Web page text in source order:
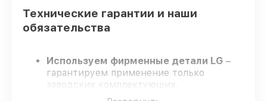
Технические гарантии и наши
обязательства
Используем фирменные детали LG –
гарантируем применение только
заводских комплектующих.
Опытные инженеры